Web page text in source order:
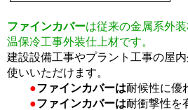
ファインカバーは従来の金属系外
温保冷工事外装仕上材です。
建設設備工事やプラント工事の屋
使いいただけます。
●ファインカバーは耐候性に優
●ファインカバーは耐衝撃性を